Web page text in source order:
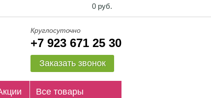
0 руб.
Круглосуточно
+7 923 671 25 30
Заказать звонок
Все товары